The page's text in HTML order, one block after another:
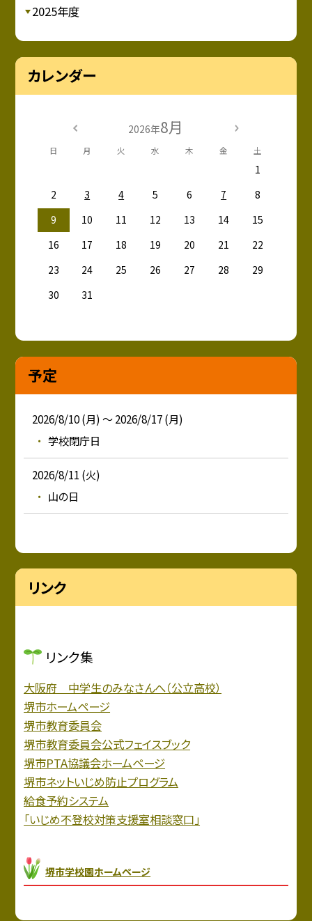
2025年度
カレンダー
2026年8月
日 月 火 水 木 金 土
1
2
3 4 5 6 7
8
9
10 11 12 13 14
15
16
17 18 19 20 21
22
23
24 25 26 27 28
29
30
31
予定
2026/8/10 (月) ～ 2026/8/17 (月)
学校閉庁日
2026/8/11 (火)
山の日
リンク
リンク集
大阪府 中学生のみなさんへ（公立高校）
堺市ホームページ
堺市教育委員会
堺市教育委員会公式フェイスブック
堺市PTA協議会ホームページ
堺市ネットいじめ防止プログラム
給食予約システム
「いじめ不登校対策支援室相談窓口」
堺市学校園ホームページ